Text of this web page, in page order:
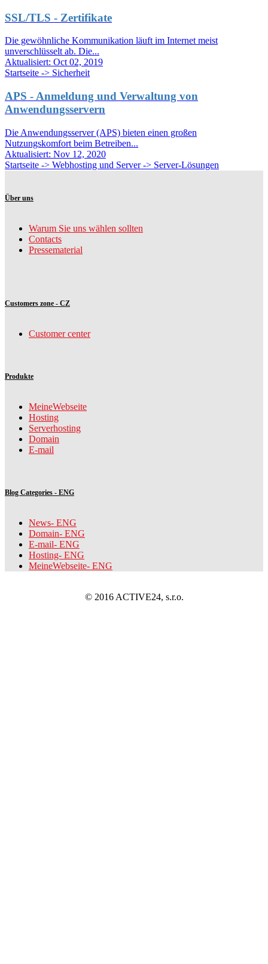
SSL/TLS - Zertifikate
Die gewöhnliche Kommunikation läuft im Internet meist
unverschlüsselt ab. Die...
Aktualisiert: Oct 02, 2019
Startseite -> Sicherheit
APS - Anmeldung und Verwaltung von
Anwendungsservern
Die Anwendungsserver (APS) bieten einen großen
Nutzungskomfort beim Betreiben...
Aktualisiert: Nov 12, 2020
Startseite -> Webhosting und Server -> Server-Lösungen
Über uns
Warum Sie uns wählen sollten
Contacts
Pressematerial
Customers zone - CZ
Customer center
Produkte
MeineWebseite
Hosting
Serverhosting
Domain
E-mail
Blog Categories - ENG
News- ENG
Domain- ENG
E-mail- ENG
Hosting- ENG
MeineWebseite- ENG
© 2016 ACTIVE24, s.r.o.